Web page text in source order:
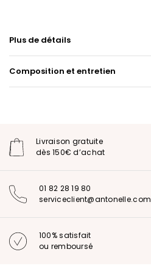
Plus de détails
Composition et entretien
Livraison gratuite
dès 150€ d’achat
01 82 28 19 80
serviceclient@antonelle.com
100% satisfait
ou remboursé